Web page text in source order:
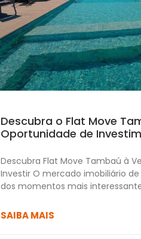
Descubra o Flat Move
Oportunidade de
Descubra Flat Move Tambaú à
Investir O mercado imobiliário
dos momentos mais
SAIBA MAIS